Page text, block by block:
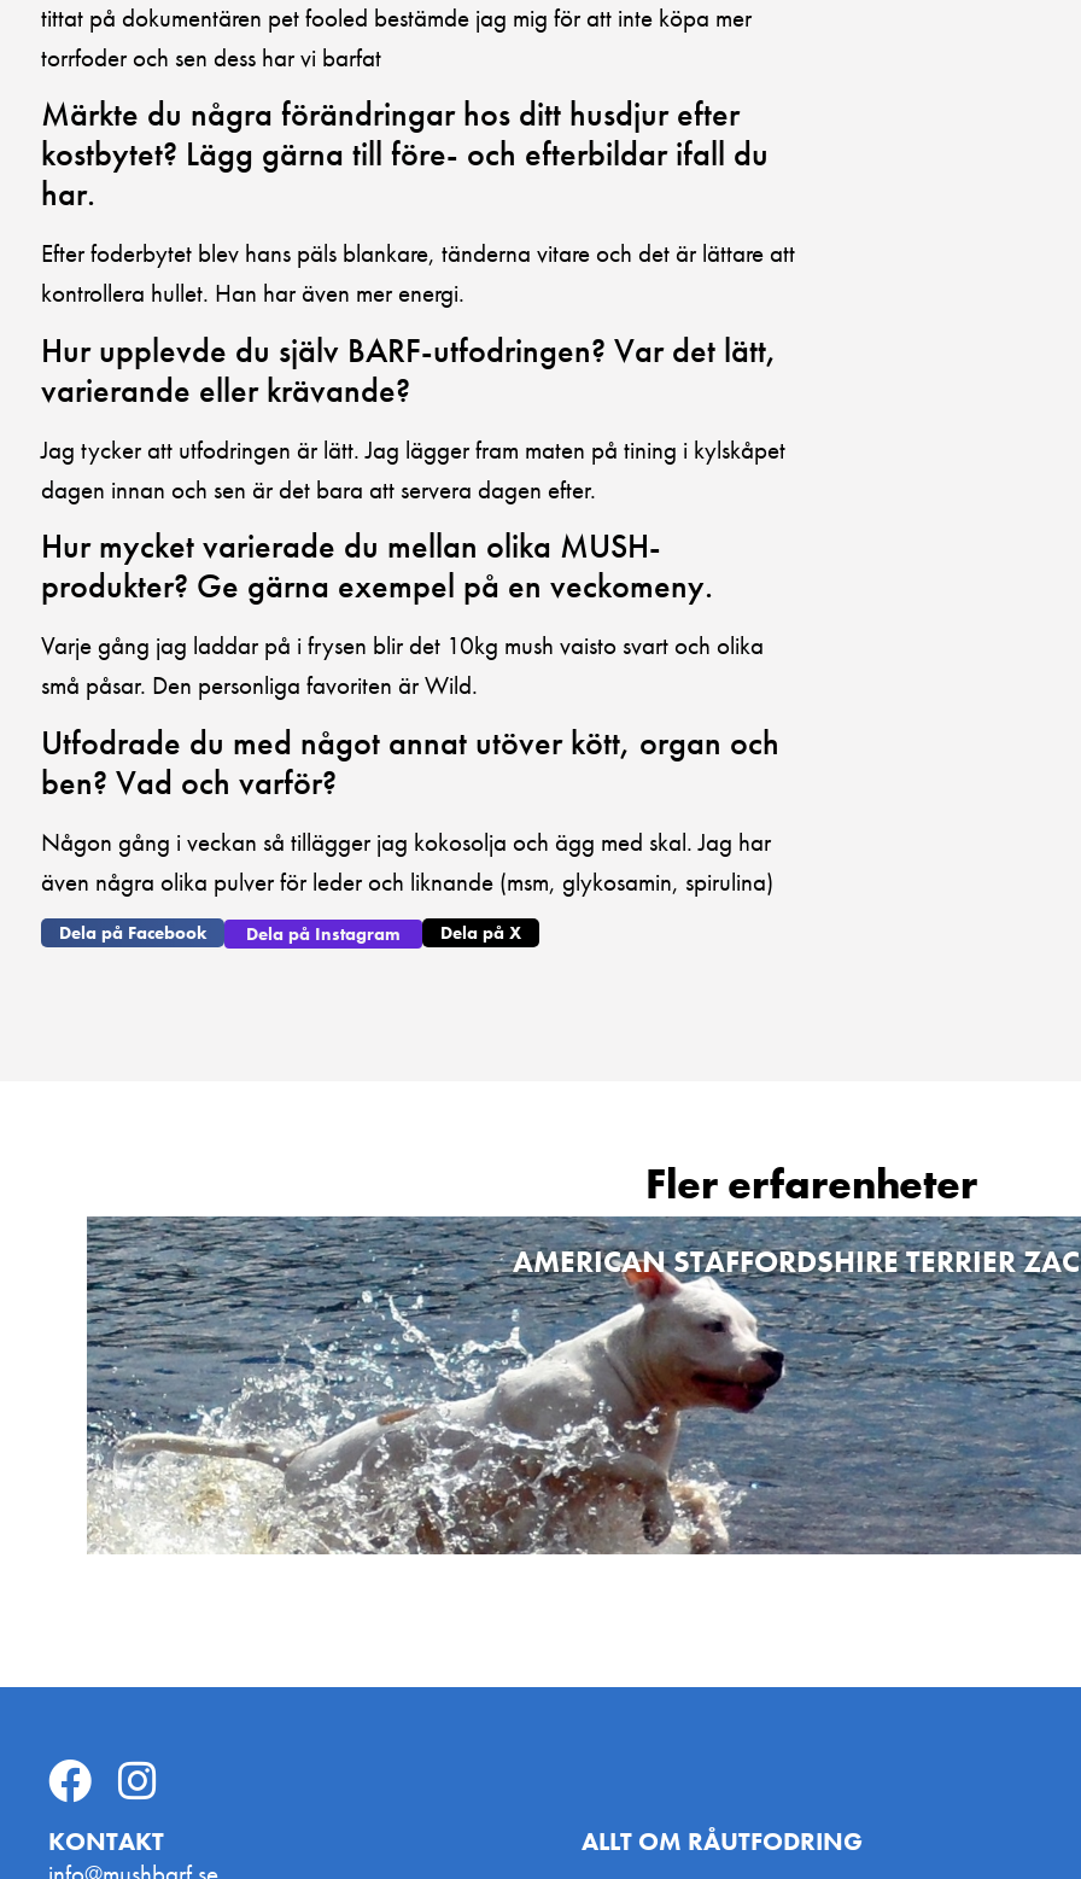
tittat på dokumentären pet fooled bestämde jag mig för att inte köpa mer
torrfoder och sen dess har vi barfat
Märkte du några förändringar hos ditt husdjur efter
kostbytet? Lägg gärna till före- och efterbildar ifall du
har.
Efter foderbytet blev hans päls blankare, tänderna vitare och det är lättare att
kontrollera hullet. Han har även mer energi.
Hur upplevde du själv BARF-utfodringen? Var det lätt,
varierande eller krävande?
Jag tycker att utfodringen är lätt. Jag lägger fram maten på tining i kylskåpet
dagen innan och sen är det bara att servera dagen efter.
Hur mycket varierade du mellan olika MUSH-
produkter? Ge gärna exempel på en veckomeny.
Varje gång jag laddar på i frysen blir det 10kg mush vaisto svart och olika
små påsar. Den personliga favoriten är Wild.
Utfodrade du med något annat utöver kött, organ och
ben? Vad och varför?
Någon gång i veckan så tillägger jag kokosolja och ägg med skal. Jag har
även några olika pulver för leder och liknande (msm, glykosamin, spirulina)
Dela på Facebook Dela på Instagram Dela på X
Fler erfarenheter
AMERICAN STAFFORDSHIRE TERRIER
KONTAKT
ALLT OM RÅUTFODRING